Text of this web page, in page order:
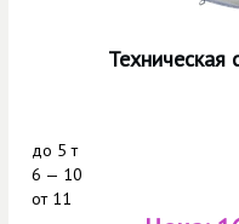
до 5 т
6 — 10
от11